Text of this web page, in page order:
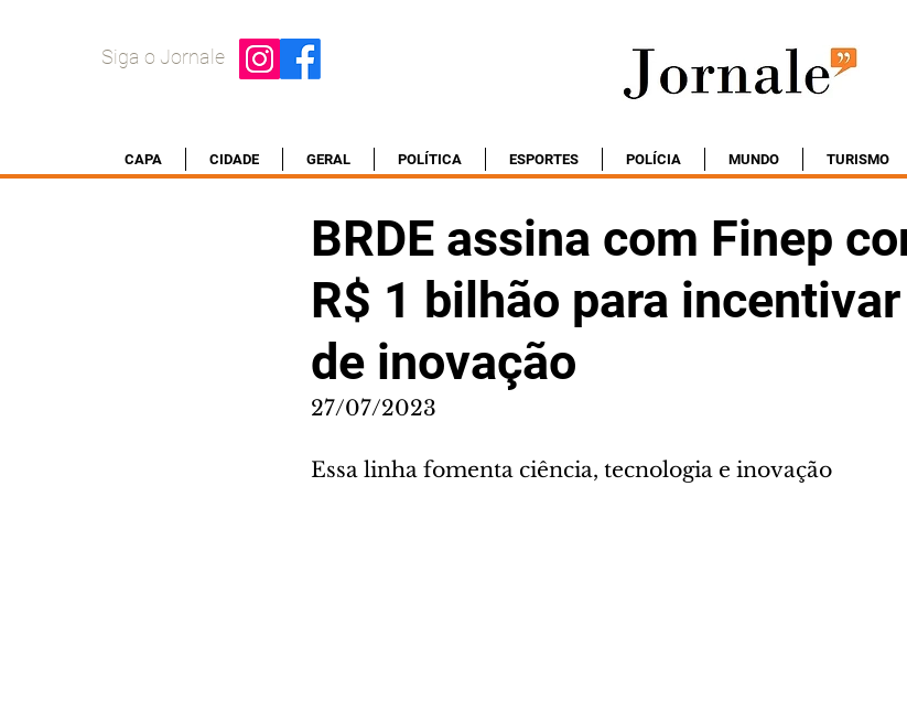
Siga o Jornale
CAPA CIDADE GERAL POLÍTICA ESPORTES POLÍCIA MUNDO TURISMO
BRDE assina com Finep
R$ 1 bilhão para
de inovação
27/07/2023
Essa linha fomenta ciência, tecnologia e inovação